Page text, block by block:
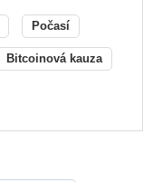
Počasí
Bitcoinová kauza